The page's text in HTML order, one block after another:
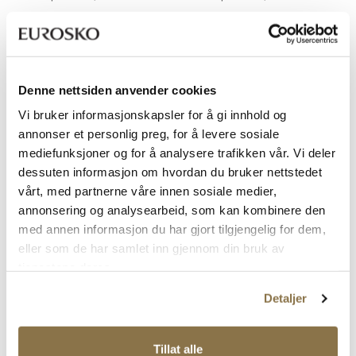
Denne nettsiden anvender cookies
Vi bruker informasjonskapsler for å gi innhold og
annonser et personlig preg, for å levere sosiale
mediefunksjoner og for å analysere trafikken vår. Vi deler
dessuten informasjon om hvordan du bruker nettstedet
vårt, med partnerne våre innen sosiale medier,
annonsering og analysearbeid, som kan kombinere den
med annen informasjon du har gjort tilgjengelig for dem,
eller som de har samlet inn gjennom din bruk av
Detaljer
Tillat alle
OKAKI
Okaki Hyper
Rabattert
pris
1 049,-
Ordinær
pris
Ordinær pris 1 499,-
SALG
OKAKI
Okaki Agatha
Rabattert
pris
249,-
Ordinær
pris
Ordinær pris 499,-